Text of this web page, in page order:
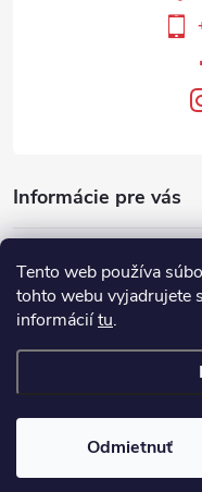
Tento web používa
tohto webu vyjadrujete
informáciítu.
Odmietnuť
Informácie pre vás
Showroom